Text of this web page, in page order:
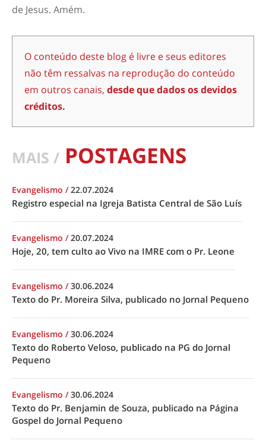
de Jesus. Amém.
O conteúdo deste blog é livre e seus editores
não têm ressalvas na reprodução do conteúdo
em outros canais, desde que dados os devidos
créditos.
MAIS / POSTAGENS
Evangelismo /22.07.2024
Registro especial na Igreja Batista Central de São Luís
Evangelismo /20.07.2024
Hoje, 20, tem culto ao Vivo na IMRE com o Pr. Leone
Evangelismo /30.06.2024
Texto do Pr. Moreira Silva, publicado no Jornal Pequeno
Evangelismo /30.06.2024
Texto do Roberto Veloso, publicado na PG do Jornal
Pequeno
Evangelismo /30.06.2024
Texto do Pr. Benjamin de Souza, publicado na Página
Gospel do Jornal Pequeno